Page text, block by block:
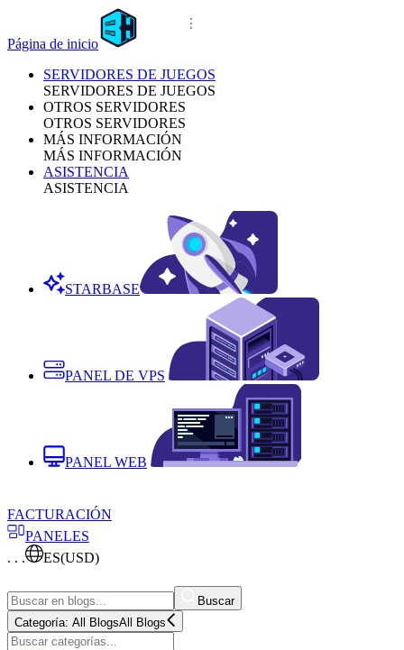
Página de inicio
SERVIDORES DE JUEGOS
SERVIDORES DE JUEGOS
OTROS SERVIDORES
OTROS SERVIDORES
MÁS INFORMACIÓN
MÁS INFORMACIÓN
ASISTENCIA
ASISTENCIA
STARBASE
PANEL DE VPS
PANEL WEB
FACTURACIÓN
PANELES
. . .
ES(USD)
Buscar
Categoría: All BlogsAll Blogs